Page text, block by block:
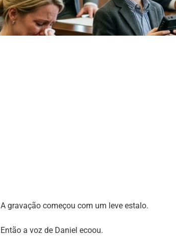
A gravação começou com um leve estalo.
Então a voz de Daniel ecoou.